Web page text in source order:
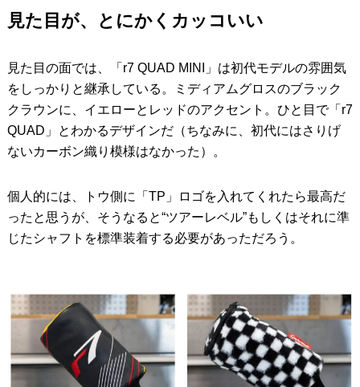
見た目が、とにかくカッコいい
見た目の面では、「r7 QUAD MINI」は初代モデルの雰囲気
をしっかりと継承している。ミディアムグロスのブラック
クラウンに、イエローとレッドのアクセント。ひと目で「r7
QUAD」とわかるデザインだ（ちなみに、初代にはさりげ
ないカーボン織り模様はなかった）。
個人的には、トウ側に「TP」ロゴを入れてくれたら最高だ
ったと思うが、そうなると“ツアーレベル”もしくはそれに準
じたシャフトを標準装着する必要があっただろう。